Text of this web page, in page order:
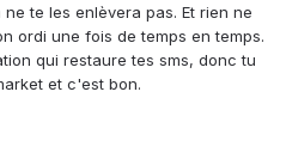
te les enlèvera pas. Et rien ne
ordi une fois de temps en temps.
qui restaure tes sms, donc tu
et c'est bon.